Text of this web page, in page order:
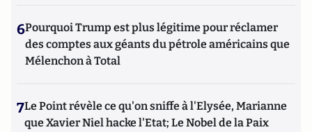
6Pourquoi Trump est plus légitime pour réclamer
des comptes aux géants du pétrole américains que
Mélenchon à Total
7Le Point révèle ce qu'on sniffe à l'Elysée, Marianne
que Xavier Niel hacke l'Etat; Le Nobel de la Paix